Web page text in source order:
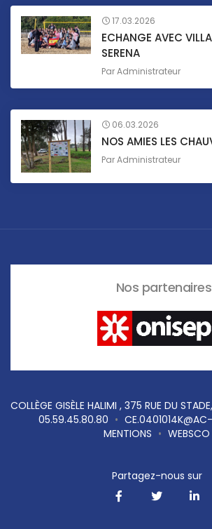
17.03.2026
ECHANGE AVEC
SERENA
ParAdministrateur
06.03.2026
NOS AMIES LES
ParAdministrateur
Nos partenaires
COLLÈGE GISÈLE HALIMI , 375 RUE DU
05.59.45.80.80 • CE.0401014K@AC-
MENTIONS • WEBSCO
Partagez-nous sur